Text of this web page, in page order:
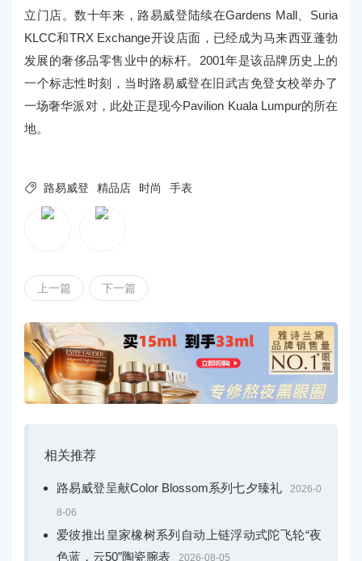
立门店。数十年来，路易威登陆续在Gardens Mall、Suria
KLCC和TRX Exchange开设店面，已经成为马来西亚蓬勃
发展的奢侈品零售业中的标杆。2001年是该品牌历史上的
一个标志性时刻，当时路易威登在旧武吉免登女校举办了
一场奢华派对，此处正是现今Pavilion Kuala Lumpur的所在
地。
 路易威登 精品店 时尚 手表
上一篇 下一篇
相关推荐
路易威登呈献Color Blossom系列七夕臻礼 2026-0
8-06
爱彼推出皇家橡树系列自动上链浮动式陀飞轮“夜
色蓝，云50”陶瓷腕表
2026-08-05